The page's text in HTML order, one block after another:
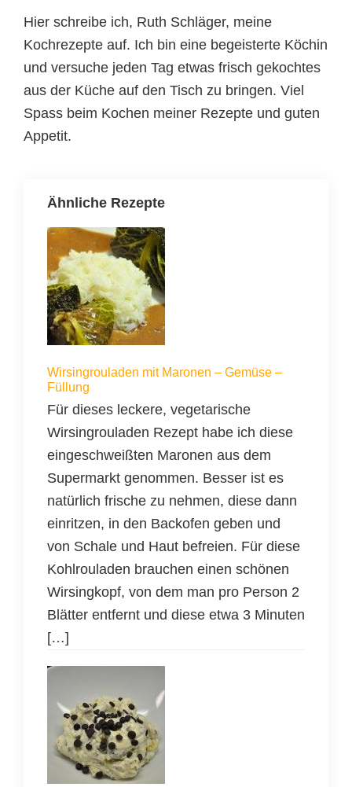
Hier schreibe ich, Ruth Schläger, meine
Kochrezepte auf. Ich bin eine begeisterte Köchin
und versuche jeden Tag etwas frisch gekochtes
aus der Küche auf den Tisch zu bringen. Viel
Spass beim Kochen meiner Rezepte und guten
Appetit.
Ähnliche Rezepte
Wirsingrouladen mit Maronen – Gemüse –
Füllung
Für dieses leckere, vegetarische
Wirsingrouladen Rezept habe ich diese
eingeschweißten Maronen aus dem
Supermarkt genommen. Besser ist es
natürlich frische zu nehmen, diese dann
einritzen, in den Backofen geben und
von Schale und Haut befreien. Für diese
Kohlrouladen brauchen einen schönen
Wirsingkopf, von dem man pro Person 2
Blätter entfernt und diese etwa 3 Minuten
[…]